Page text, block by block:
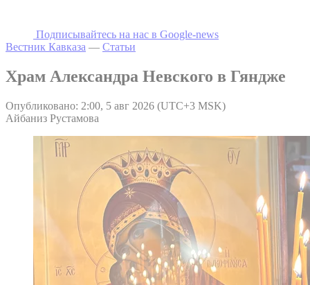
Подписывайтесь на наc в Google-news
Вестник Кавказа — Статьи
Храм Александра Невского в Гяндже
Опубликовано: 2:00, 5 авг 2026 (UTC+3 MSK)
Айбаниз Рустамова